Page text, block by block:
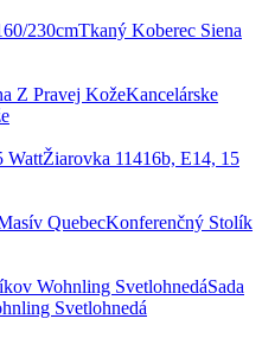
Tkaný Koberec Siena
Kancelárske
Žiarovka 11416b, E14, 15
Konferenčný Stolík
Sada
Svetlohnedá